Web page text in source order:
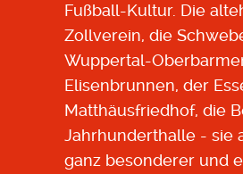
Fußball-Kultur. Die
Zollverein, die
Wuppertal-
Elisenbrunnen, der
Matthäusfriedhof, die
Jahrhunderthalle - sie
ganz besonderer und